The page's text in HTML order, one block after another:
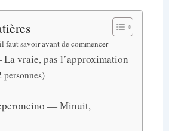
faut savoir avant de commencer
vraie, pas l’approximation
personnes)
— Minuit,